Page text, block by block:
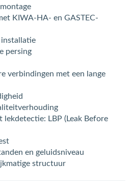
KIWA-HA- en GASTEC-
installatie
persing
verbindingen met een lange
LBP (Leak Before
en geluidsniveau
structuur